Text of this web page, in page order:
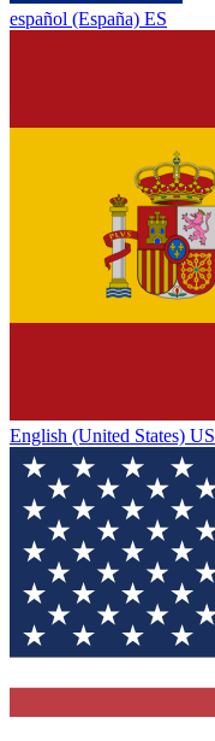
español (España) ES
English (United States) US